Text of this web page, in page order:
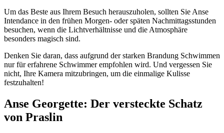
Um das Beste aus Ihrem Besuch herauszuholen, sollten Sie Anse
Intendance in den frühen Morgen- oder späten Nachmittagsstunden
besuchen, wenn die Lichtverhältnisse und die Atmosphäre
besonders magisch sind.
Denken Sie daran, dass aufgrund der starken Brandung Schwimmen
nur für erfahrene Schwimmer empfohlen wird. Und vergessen Sie
nicht, Ihre Kamera mitzubringen, um die einmalige Kulisse
festzuhalten!
Anse Georgette: Der versteckte Schatz
von Praslin